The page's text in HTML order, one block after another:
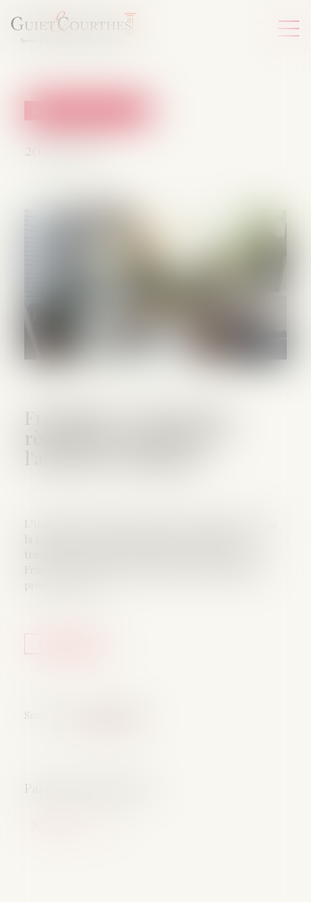
Frontaliers : Révision du
l'assurance chômage
Source :
L’Union européenne franchit une étape majeure dans
la révision des règles d’assurance chômage des